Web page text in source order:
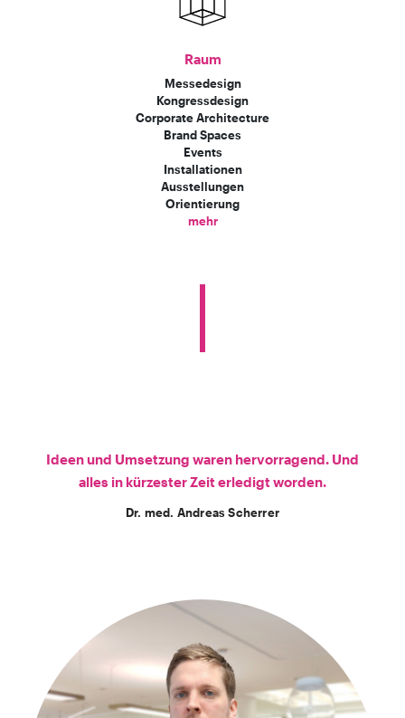
Raum
Messedesign
Kongressdesign
Corporate Architecture
Brand Spaces
Events
Installationen
Ausstellungen
Orientierung
mehr
Ideen und Umsetzung waren hervorragend. Und
alles in kürzester Zeit erledigt worden.
Dr. med. Andreas Scherrer